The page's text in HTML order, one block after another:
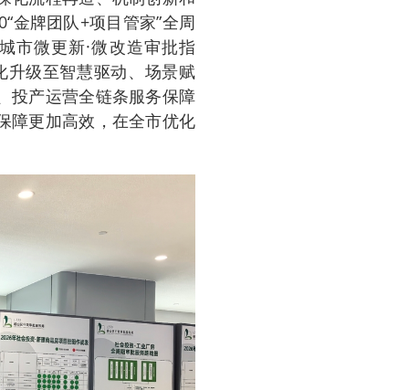
金牌团队+项目管家”全周
市微更新·微改造审批指
升级至智慧驱动、场景赋
投产运营全链条服务保障
障更加高效，在全市优化